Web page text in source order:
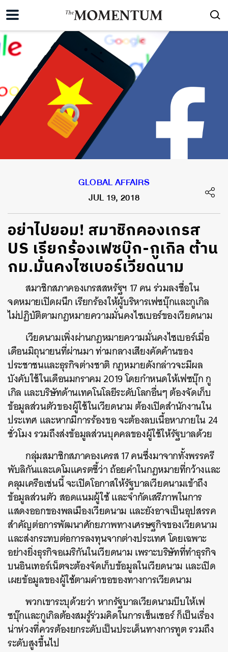
GLOBAL AFFAIRS
JUL 19, 2018
อย่าไปยอม! สมาชิกคองเกรส
US เรียกร้องเฟซบุ๊ก-กูเกิล ต้าน
กม.มั่นคงไซเบอร์เวียดนาม
สมาชิกสภาคองเกรสสหรัฐฯ 17 คน ร่วมลงชื่อใน
จดหมายเปิดผนึก เรียกร้องให้ผู้บริหารเฟซบุ๊กและกูเกิล
ไม่ปฏิบัติตามกฎหมายความมั่นคงไซเบอร์ของเวียดนาม
เวียดนามเพิ่งผ่านกฎหมายความมั่นคงไซเบอร์เมื่อ
เดือนมิถุนายนที่ผ่านมา ท่ามกลางเสียงคัดค้านของ
ประชาชนและธุรกิจต่างชาติ กฎหมายดังกล่าวจะมีผล
บังคับใช้ในเดือนมกราคม 2019 โดยกำหนดให้เฟซบุ๊ก กู
เกิล และบริษัทด้านเทคโนโลยีระดับโลกอื่นๆ ต้องจัดเก็บ
ข้อมูลส่วนตัวของผู้ใช้ในเวียดนาม ต้องเปิดสำนักงานใน
ประเทศ และหากมีการร้องขอ จะต้องลบเนื้อหาภายใน 24
ชั่วโมง รวมถึงส่งข้อมูลส่วนบุคคลของผู้ใช้ให้รัฐบาลด้วย
กลุ่มสมาชิกสภาคองเครส 17 คนซึ่งมาจากทั้งพรรครี
พับลิกันและเดโมแครตชี้ว่า ถ้อยคำในกฎหมายที่กว้างและ
คลุมเครือเช่นนี้ จะเปิดโอกาสให้รัฐบาลเวียดนามเข้าถึง
ข้อมูลส่วนตัว สอดแนมผู้ใช้ และจำกัดเสรีภาพในการ
แสดงออกของพลเมืองเวียดนาม และยังอาจเป็นอุปสรรค
สำคัญต่อการพัฒนาศักยภาพทางเศรษฐกิจของเวียดนาม
และส่งกระทบต่อการลงทุนจากต่างประเทศ โดยเฉพาะ
อย่างยิ่งธุรกิจอเมริกันในเวียดนาม เพราะบริษัทที่ทำธุรกิจ
บนอินเทอร์เน็ตจะต้องจัดเก็บข้อมูลในเวียดนาม และเปิด
เผยข้อมูลของผู้ใช้ตามคำขอของทางการเวียดนาม
พวกเขาระบุด้วยว่า หากรัฐบาลเวียดนามบีบให้เฟ
ซบุ๊กและกูเกิลต้องสมรู้ร่วมคิดในการเซ็นเซอร์ ก็เป็นเรื่อง
น่าห่วงที่ควรต้องยกระดับเป็นประเด็นทางการทูต รวมถึง
ระดับสูงขึ้นไป